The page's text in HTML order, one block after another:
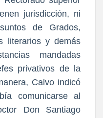
jurisdicción, ni
de Grados,
literarios y demás
mandadas
privativos de la
Calvo indicó
comunicarse al
Don Santiago